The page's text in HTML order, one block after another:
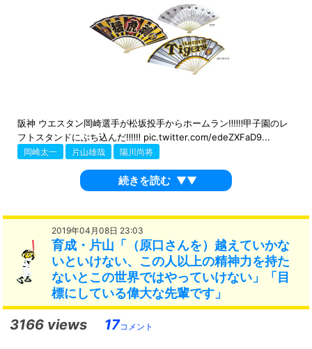
阪神 ウエスタン岡崎選手が松坂投手からホームラン‼️‼️‼️甲子園のレ
フトスタンドにぶち込んだ‼️‼️‼️ pic.twitter.com/edeZXFaD9...
岡崎太一 片山雄哉 陽川尚将
続きを読む ▼▼
2019年04月08日 23:03
育成・片山「（原口さんを）越えていかな
いといけない、この人以上の精神力を持た
ないとこの世界ではやっていけない」「目
標にしている偉大な先輩です」
3166 views 17コメント